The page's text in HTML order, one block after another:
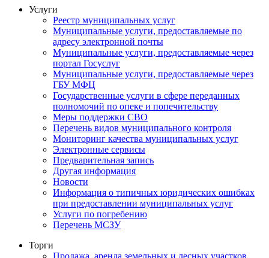
Услуги
Реестр муниципальных услуг
Муниципальные услуги, предоставляемые по
адресу электронной почты
Муниципальные услуги, предоставляемые через
портал Госуслуг
Муниципальные услуги, предоставляемые через
ГБУ МФЦ
Государственные услуги в сфере переданных
полномочий по опеке и попечительству
Меры поддержки СВО
Перечень видов муниципального контроля
Мониторинг качества муниципальных услуг
Электронные сервисы
Предварительная запись
Другая информация
Новости
Информация о типичных юридических ошибках
при предоставлении муниципальных услуг
Услуги по погребению
Перечень МСЗУ
Торги
Продажа, аренда земельных и лесных участков